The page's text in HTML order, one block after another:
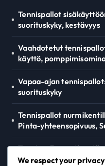
Tennispallot
suorituskyky, kestävyys
Vaahdotetut
käyttö,
Vapaa-ajan
suorituskyky
Tennispallot
Pinta-yhteensopivuus,
Tennispallot
Pelattavuus, Kestävyys
We respect your privacy